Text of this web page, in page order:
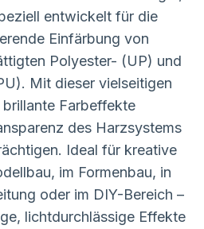
entwickelt für die
Einfärbung von
Polyester- (UP) und
Mit dieser vielseitigen
brillante Farbeffekte
des Harzsystems
Ideal für kreative
im Formenbau, in
oder im DIY-Bereich –
lichtdurchlässige Effekte